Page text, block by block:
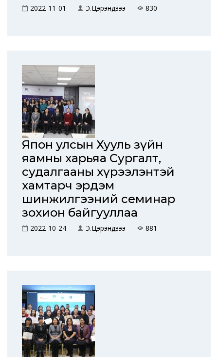
2022-11-01 Э.Цэрэндүзээ 830
Япон улсын Хууль зүйн
яамны харьяа Сургалт,
судалгааны хүрээлэнтэй
хамтарч эрдэм
шинжилгээний семинар
зохион байгууллаа
2022-10-24 Э.Цэрэндүзээ 881